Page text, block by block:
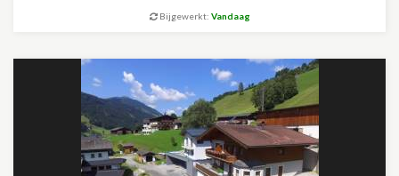
Bijgewerkt: Vandaag